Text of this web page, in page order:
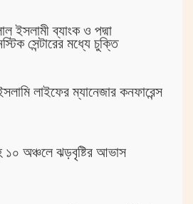
ইসলামী ব্যাংক ও পদ্মা
সেন্টারের মধ্যে চুক্তি
লাইফের ম্যানেজার কনফারেন্স
১০ অঞ্চলে ঝড়বৃষ্টির আভাস